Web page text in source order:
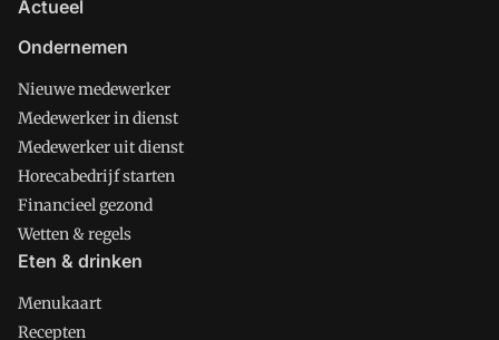
Actueel
Ondernemen
Nieuwe medewerker
Medewerker in dienst
Medewerker uit dienst
Horecabedrijf starten
Financieel gezond
Wetten & regels
Eten & drinken
Menukaart
Recepten